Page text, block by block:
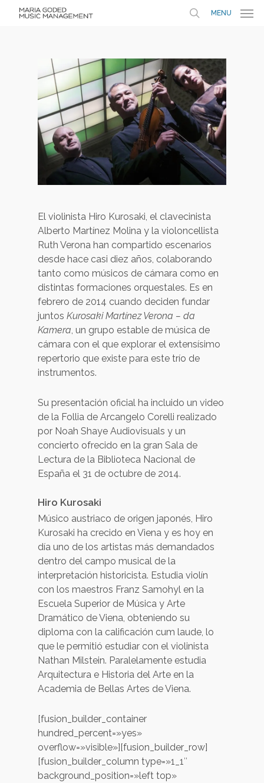
MENU
El violinista Hiro Kurosaki, el clavecinista
Alberto Martínez Molina y la violoncellista
Ruth Verona han compartido escenarios
desde hace casi diez años, colaborando
tanto como músicos de cámara como en
distintas formaciones orquestales. Es en
febrero de 2014 cuando deciden fundar
juntos Kurosaki Martínez Verona – da
Kamera, un grupo estable de música de
cámara con el que explorar el extensísimo
repertorio que existe para este trío de
instrumentos.
Su presentación oficial ha incluido un video
de la Follia de Arcangelo Corelli realizado
por Noah Shaye Audiovisuals y un
concierto ofrecido en la gran Sala de
Lectura de la Biblioteca Nacional de
España el 31 de octubre de 2014.
Hiro Kurosaki
Músico austriaco de origen japonés, Hiro
Kurosaki ha crecido en Viena y es hoy en
día uno de los artistas más demandados
dentro del campo musical de la
interpretación historicista. Estudia violín
con los maestros Franz Samohyl en la
Escuela Superior de Música y Arte
Dramático de Viena, obteniendo su
diploma con la calificación cum laude, lo
que le permitió estudiar con el violinista
Nathan Milstein. Paralelamente estudia
Arquitectura e Historia del Arte en la
Academia de Bellas Artes de Viena.
[fusion_builder_container
hundred_percent=»yes»
overflow=»visible»][fusion_builder_row]
[fusion_builder_column type=»1_1″
background_position=»left top»